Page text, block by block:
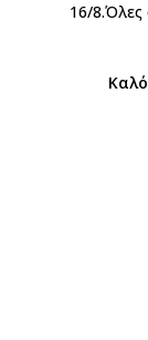
16/8.Όλες